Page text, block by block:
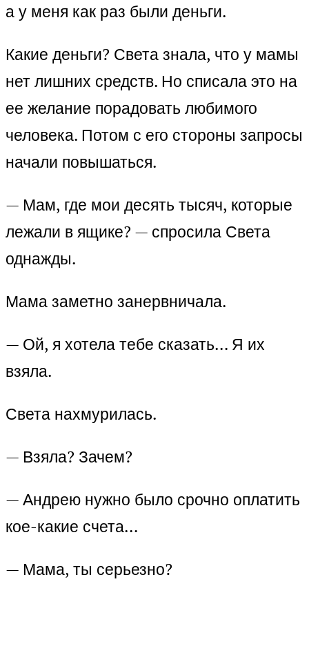
а у меня как раз были деньги.
Какие деньги? Света знала, что у мамы
нет лишних средств. Но списала это на
ее желание порадовать любимого
человека. Потом с его стороны запросы
начали повышаться.
— Мам, где мои десять тысяч, которые
лежали в ящике? — спросила Света
однажды.
Мама заметно занервничала.
— Ой, я хотела тебе сказать… Я их
взяла.
Света нахмурилась.
— Взяла? Зачем?
— Андрею нужно было срочно оплатить
кое-какие счета…
— Мама, ты серьезно?